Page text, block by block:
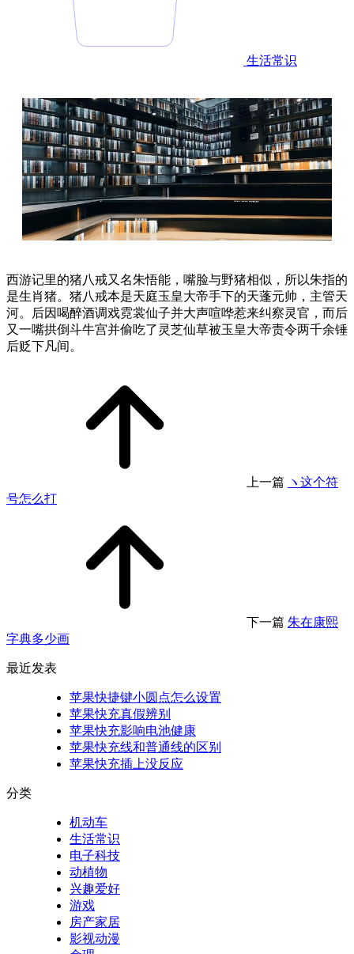
生活常识
西游记里的猪八戒又名朱悟能，嘴脸与野猪相似，所以朱指的
是生肖猪。猪八戒本是天庭玉皇大帝手下的天蓬元帅，主管天
河。后因喝醉酒调戏霓裳仙子并大声喧哗惹来纠察灵官，而后
又一嘴拱倒斗牛宫并偷吃了灵芝仙草被玉皇大帝责令两千余锤
后贬下凡间。
上一篇 ヽ这个符
号怎么打
下一篇 朱在康熙
字典多少画
最近发表
苹果快捷键小圆点怎么设置
苹果快充真假辨别
苹果快充影响电池健康
苹果快充线和普通线的区别
苹果快充插上没反应
分类
机动车
生活常识
电子科技
动植物
兴趣爱好
游戏
房产家居
影视动漫